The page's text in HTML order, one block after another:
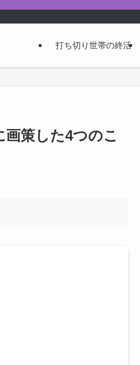
打ち切り世帯の終活
画策した4つのこ